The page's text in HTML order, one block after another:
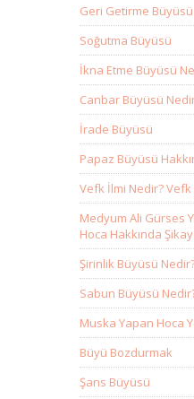
Geri Getirme Büyüsü
Soğutma Büyüsü
İkna Etme Büyüsü
Canbar Büyüsü
İrade Büyüsü
Papaz Büyüsü
Vefk İlmi Nedir?
Medyum Ali Gürses
Hoca Hakkında
Şirinlik Büyüsü
Sabun Büyüsü
Muska Yapan Hoca
Büyü Bozdurmak
Şans Büyüsü